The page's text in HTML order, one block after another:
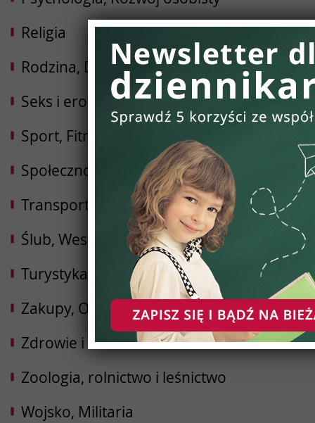
Religia
Rodzina, Dziecko, Ciąża
Seks i erotyka
Sport, Fitness, Kulturystyka
Społeczności
Transport i Logistyka
Ślub, Wesele
Turystyka, Podróże, Hotele
Zakupy, Opinie
Zdrowie i uroda
Zoologia, rolnictwo i leśnictwo
Wojsko, Militaria